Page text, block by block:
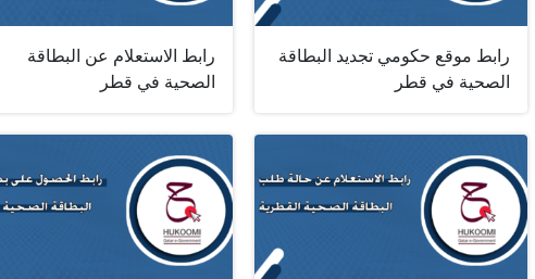
رابط موقع حكومي تجديد البطاقة
الصحية في قطر
رابط الاستعلام عن البطاقة
الصحية في قطر